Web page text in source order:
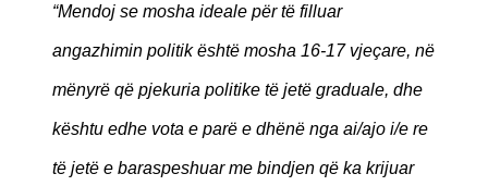
“Mendoj se mosha ideale për të filluar
angazhimin politik është mosha 16-17 vjeçare, në
mënyrë që pjekuria politike të jetë graduale, dhe
kështu edhe vota e parë e dhënë nga ai/ajo i/e re
të jetë e baraspeshuar me bindjen që ka krijuar